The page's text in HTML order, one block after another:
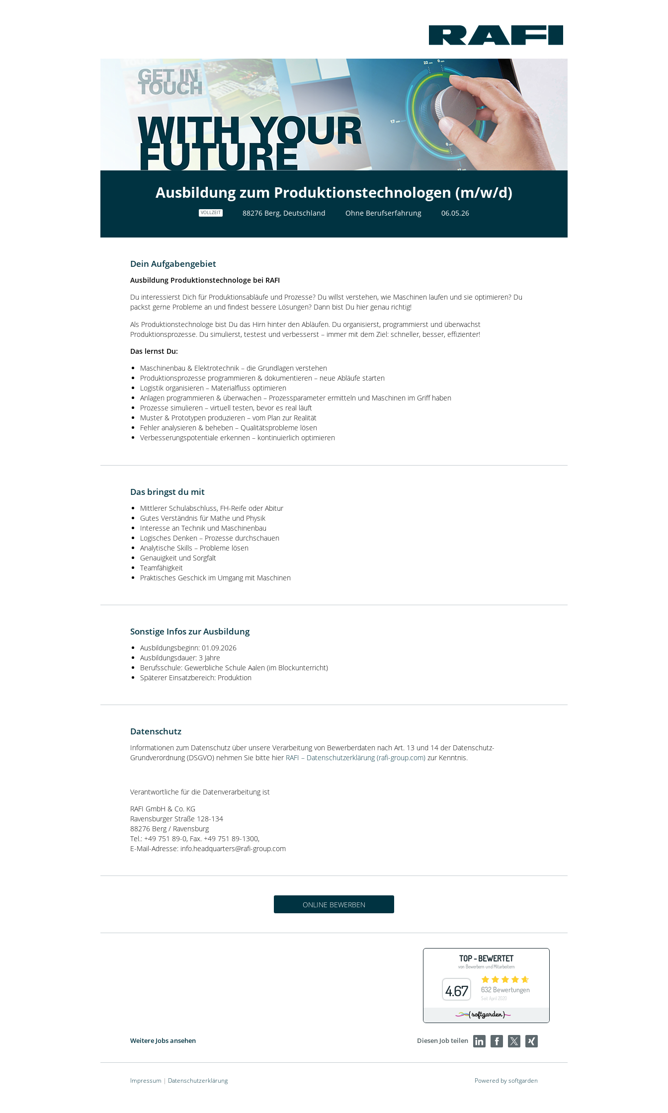
Ausbildung zum Produktionstechnologen (m/w/d)
VOLLZEIT 88276 Berg, Deutschland Ohne Berufserfahrung 06.05.26
Dein Aufgabengebiet
Ausbildung Produktionstechnologe bei RAFI
Du interessierst Dich für Produktionsabläufe und Prozesse? Du willst verstehen, wie Maschinen laufen und sie optimieren? Du
packst gerne Probleme an und findest bessere Lösungen? Dann bist Du hier genau richtig!
Als Produktionstechnologe bist Du das Hirn hinter den Abläufen. Du organisierst, programmierst und überwachst
Produktionsprozesse. Du simulierst, testest und verbesserst – immer mit dem Ziel: schneller, besser, effizienter!
Das lernst Du:
Maschinenbau & Elektrotechnik – die Grundlagen verstehen
Produktionsprozesse programmieren & dokumentieren – neue Abläufe starten
Logistik organisieren – Materialfluss optimieren
Anlagen programmieren & überwachen – Prozessparameter ermitteln und Maschinen im Griff haben
Prozesse simulieren – virtuell testen, bevor es real läuft
Muster & Prototypen produzieren – vom Plan zur Realität
Fehler analysieren & beheben – Qualitätsprobleme lösen
Verbesserungspotentiale erkennen – kontinuierlich optimieren
Das bringst du mit
Mittlerer Schulabschluss, FH-Reife oder Abitur
Gutes Verständnis für Mathe und Physik
Interesse an Technik und Maschinenbau
Logisches Denken – Prozesse durchschauen
Analytische Skills – Probleme lösen
Genauigkeit und Sorgfalt
Teamfähigkeit
Praktisches Geschick im Umgang mit Maschinen
Sonstige Infos zur Ausbildung
Ausbildungsbeginn: 01.09.2026
Ausbildungsdauer: 3 Jahre
Berufsschule: Gewerbliche Schule Aalen (im Blockunterricht)
Späterer Einsatzbereich: Produktion
Datenschutz
Informationen zum Datenschutz über unsere Verarbeitung von Bewerberdaten nach Art. 13 und 14 der Datenschutz-
Grundverordnung (DSGVO) nehmen Sie bitte hier RAFI – Datenschutzerklärung (rafi-group.com) zur Kenntnis.
Verantwortliche für die Datenverarbeitung ist
RAFI GmbH & Co. KG
Ravensburger Straße 128-134
88276 Berg / Ravensburg
Tel.: +49 751 89-0, Fax. +49 751 89-1300,
E-Mail-Adresse: info.headquarters@rafi-group.com
ONLINE BEWERBEN
Weitere Jobs ansehen Diesen Job teilen
Impressum | Datenschutzerklärung Powered by softgarden